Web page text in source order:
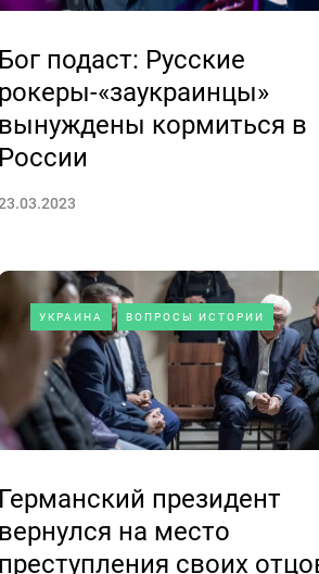
Бог подаст: Русские
рокеры-«заукраинцы»
вынуждены кормиться в
России
УКРАИНА ВОПРОСЫ ИСТОРИИ
Германский президент
вернулся на место
преступления своих